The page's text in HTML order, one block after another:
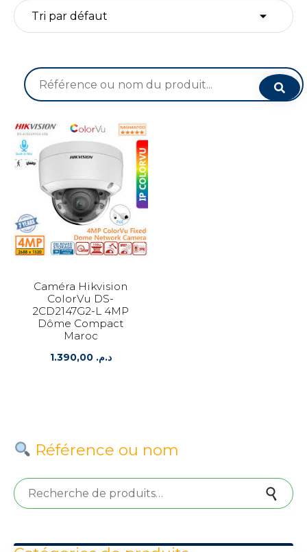
Recherche
pour :
Caméra Hikvision
ColorVu DS-
2CD2147G2-L 4MP
Dôme Compact
Maroc
د.م. 1.390,00
Référence ou nom
Recherche pour :